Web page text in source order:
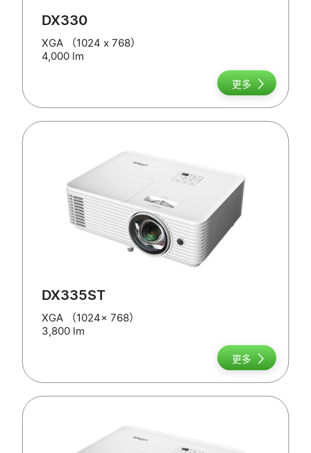
DX330
XGA （1024 x 768）
4,000 lm
更多
DX335ST
XGA （1024x 768）
3,800 lm
更多